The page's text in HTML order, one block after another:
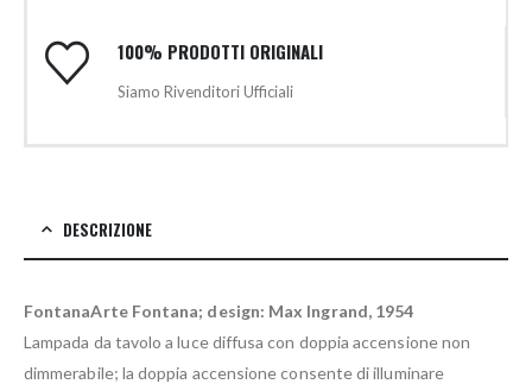
100% PRODOTTI ORIGINALI
Siamo Rivenditori Ufficiali
DESCRIZIONE
FontanaArte Fontana; design: Max Ingrand, 1954
Lampada da tavolo a luce diffusa con doppia accensione non
dimmerabile; la doppia accensione consente di illuminare